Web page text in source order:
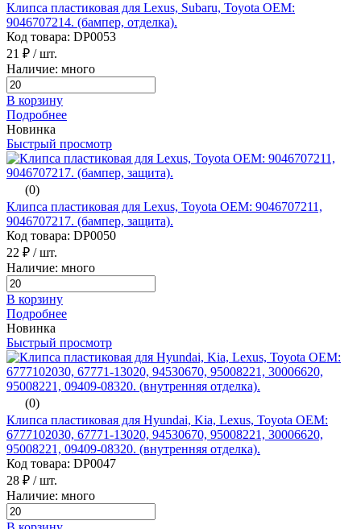
Клипса пластиковая для Lexus, Subaru, Toyota ОЕМ:
9046707214. (бампер, отделка).
Код товара: DP0053
21 ₽ / шт.
Наличие: много
В корзину
Подробнее
Новинка
Быстрый просмотр
(0)
Клипса пластиковая для Lexus, Toyota ОЕМ: 9046707211,
9046707217. (бампер, защита).
Код товара: DP0050
22 ₽ / шт.
Наличие: много
В корзину
Подробнее
Новинка
Быстрый просмотр
(0)
Клипса пластиковая для Hyundai, Kia, Lexus, Toyota ОЕМ:
6777102030, 67771-13020, 94530670, 95008221, 30006620,
95008221, 09409-08320. (внутренняя отделка).
Код товара: DP0047
28 ₽ / шт.
Наличие: много